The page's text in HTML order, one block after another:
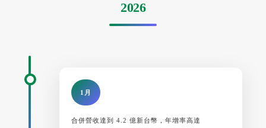
2026
1月
合併營收達到 4.2 億新台幣，年增率高達